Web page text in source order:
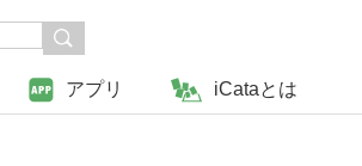
アプリ iCataとは